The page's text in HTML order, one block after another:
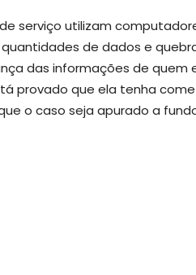
serviço utilizam
de dados e
das informações de quem
provado que ela tenha
o caso seja apurado a